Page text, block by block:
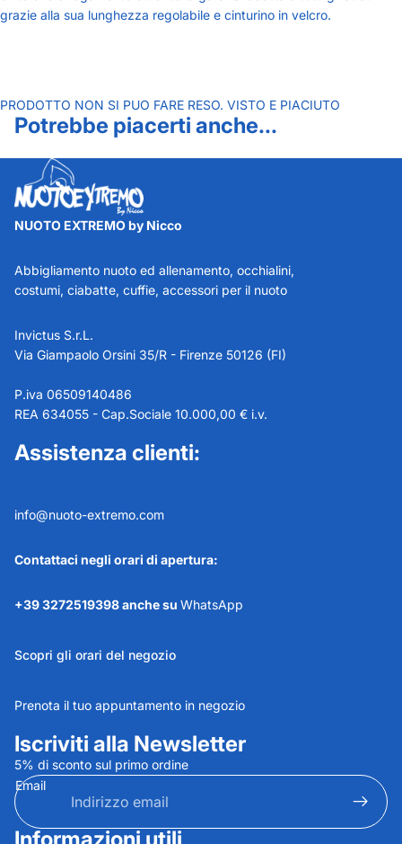
grazie alla sua lunghezza regolabile e cinturino in velcro.
PRODOTTO NON SI PUO FARE RESO. VISTO E PIACIUTO
Potrebbe piacerti anche...
NUOTO EXTREMO by Nicco
Abbigliamento nuoto ed allenamento, occhialini,
costumi, ciabatte, cuffie, accessori per il nuoto
Invictus S.r.L.
Via Giampaolo Orsini 35/R - Firenze 50126 (FI)
P.iva 06509140486
REA 634055 - Cap.Sociale 10.000,00 € i.v.
Assistenza clienti:
info@nuoto-extremo.com
Contattaci negli orari di apertura:
+39 3272519398 anche su WhatsApp
Scopri gli orari del negozio
Prenota il tuo appuntamento in negozio
Iscriviti alla Newsletter
5% di sconto sul primo ordine
Email